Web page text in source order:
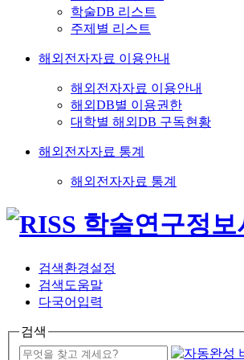
학술DB 리스트
주제별 리스트
해외전자자료 이용안내
해외전자자료 이용안내
해외DB별 이용권한
대학별 해외DB 구독현황
해외전자자료 통계
해외전자자료 통계
검색환경설정
검색도움말
다국어입력
검색